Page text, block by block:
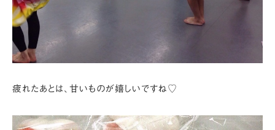
疲れたあとは、甘いものが嬉しいですね♡